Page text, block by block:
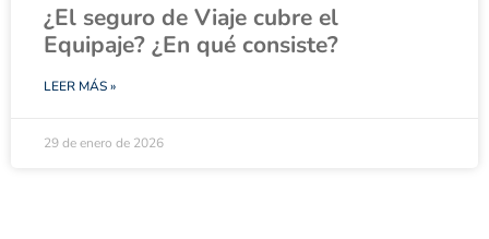
¿El seguro de Viaje cubre el
Equipaje? ¿En qué consiste?
LEER MÁS »
29 de enero de 2026